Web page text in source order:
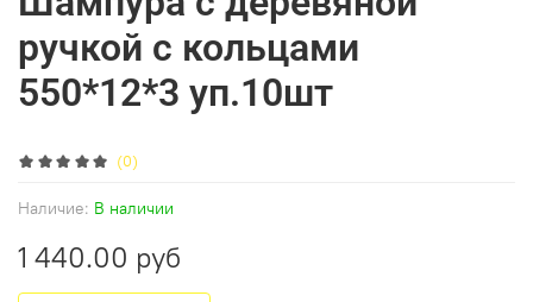
(0)
Наличие: В наличии
ручкой с кольцами
550*12*3 уп.10шт
1 440.00 руб